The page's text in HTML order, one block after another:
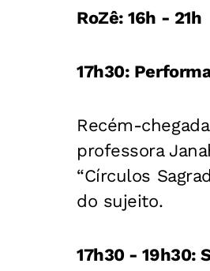
RoZê: 16h - 21h
17h30:
Recém-
professora
“Círculos
do sujeito.
17h30 - 19h30: